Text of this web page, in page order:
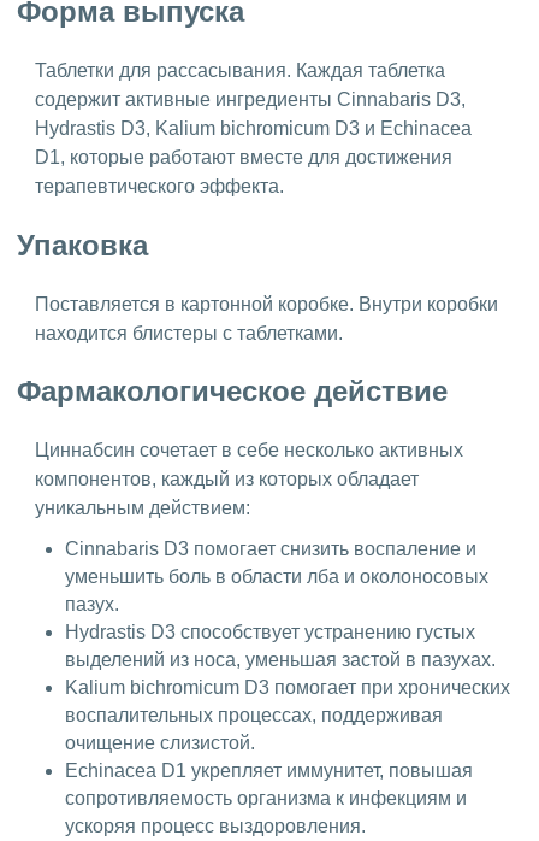
Форма выпуска
Таблетки для рассасывания. Каждая таблетка
содержит активные ингредиенты Cinnabaris D3,
Hydrastis D3, Kalium bichromicum D3 и Echinacea
D1, которые работают вместе для достижения
терапевтического эффекта.
Упаковка
Поставляется в картонной коробке. Внутри коробки
находится блистеры с таблетками.
Фармакологическое действие
Циннабсин сочетает в себе несколько активных
компонентов, каждый из которых обладает
уникальным действием:
Cinnabaris D3 помогает снизить воспаление и
уменьшить боль в области лба и околоносовых
пазух.
Hydrastis D3 способствует устранению густых
выделений из носа, уменьшая застой в пазухах.
Kalium bichromicum D3 помогает при хронических
воспалительных процессах, поддерживая
очищение слизистой.
Echinacea D1 укрепляет иммунитет, повышая
сопротивляемость организма к инфекциям и
ускоряя процесс выздоровления.